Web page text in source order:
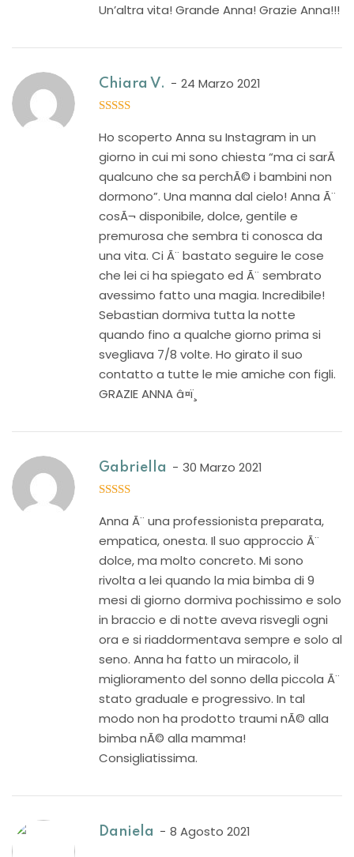
Un’altra vita! Grande Anna! Grazie Anna!!!
Chiara V. 24 Marzo 2021
Ho scoperto Anna su Instagram in un
giorno in cui mi sono chiesta “ma ci sarÃ
qualcuno che sa perchÃ© i bambini non
dormono”. Una manna dal cielo! Anna Ã¨
cosÃ¬ disponibile, dolce, gentile e
premurosa che sembra ti conosca da
una vita. Ci Ã¨ bastato seguire le cose
che lei ci ha spiegato ed Ã¨ sembrato
avessimo fatto una magia. Incredibile!
Sebastian dormiva tutta la notte
quando fino a qualche giorno prima si
svegliava 7/8 volte. Ho girato il suo
contatto a tutte le mie amiche con figli.
GRAZIE ANNA â¤ï¸
Gabriella 30 Marzo 2021
Anna Ã¨ una professionista preparata,
empatica, onesta. Il suo approccio Ã¨
dolce, ma molto concreto. Mi sono
rivolta a lei quando la mia bimba di 9
mesi di giorno dormiva pochissimo e solo
in braccio e di notte aveva risvegli ogni
ora e si riaddormentava sempre e solo al
seno. Anna ha fatto un miracolo, il
miglioramento del sonno della piccola Ã¨
stato graduale e progressivo. In tal
modo non ha prodotto traumi nÃ© alla
bimba nÃ© alla mamma!
Consigliatissima.
Daniela 8 Agosto 2021